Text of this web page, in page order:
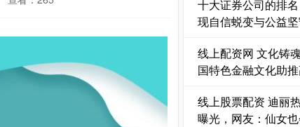
十大证券公司的排
现自信蜕变与公益
线上配资网 文化铸
国特色金融文化助
线上股票配资 迪丽
曝光，网友：仙女也